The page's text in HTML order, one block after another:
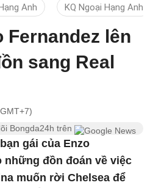
Anh KQ Ngoại Hạng Anh
Fernandez lên
sang Real
Bongda24h trên
gái của Enzo
những đồn đoán về việc
muốn rời Chelsea để